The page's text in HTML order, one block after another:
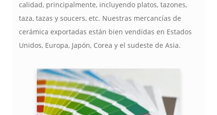
calidad, principalmente, incluyendo platos, tazones,
taza, tazas y soucers, etc. Nuestras mercancías de
cerámica exportadas están bien vendidas en Estados
Unidos, Europa, Japón, Corea y el sudeste de Asia.